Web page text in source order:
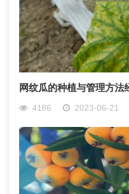
网纹瓜的种植与管理方法
4186 2023-06-21